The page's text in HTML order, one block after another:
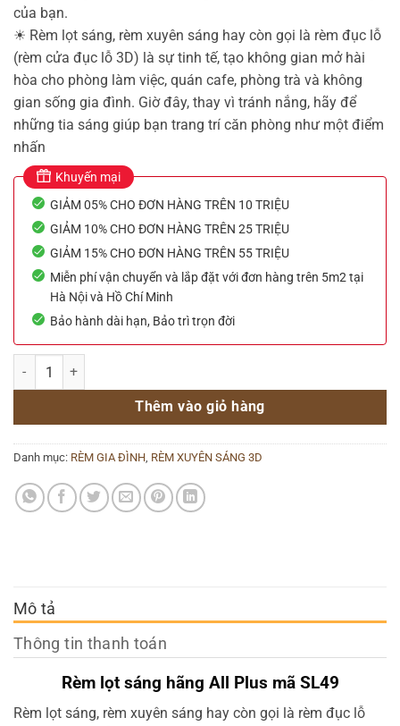
của bạn.
☀ Rèm lọt sáng, rèm xuyên sáng hay còn gọi là rèm đục lỗ
(rèm cửa đục lỗ 3D) là sự tinh tế, tạo không gian mở hài
hòa cho phòng làm việc, quán cafe, phòng trà và không
gian sống gia đình. Giờ đây, thay vì tránh nắng, hãy để
những tia sáng giúp bạn trang trí căn phòng như một điểm
nhấn
Khuyến mại
GIẢM 05% CHO ĐƠN HÀNG TRÊN 10 TRIỆU
GIẢM 10% CHO ĐƠN HÀNG TRÊN 25 TRIỆU
GIẢM 15% CHO ĐƠN HÀNG TRÊN 55 TRIỆU
Miễn phí vận chuyển và lắp đặt với đơn hàng trên 5m2 tại
Hà Nội và Hồ Chí Minh
Bảo hành dài hạn, Bảo trì trọn đời
Rèm lọt sáng hãng All Plus mã SL49 số lượng
Thêm vào giỏ hàng
Danh mục: RÈM GIA ĐÌNH RÈM XUYÊN SÁNG 3D
Mô tả
Thông tin thanh toán
Rèm lọt sáng hãng All Plus mã SL49
Rèm lọt sáng, rèm xuyên sáng hay còn gọi là rèm đục lỗ